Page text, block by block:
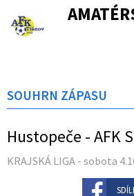
SOUHRN ZÁPASU
Hustopeče - AFK
KRAJSKÁ LIGA - sobota